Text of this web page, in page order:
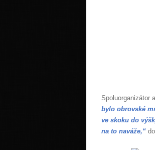
Spoluorganizátor
bylo obrovské
ve skoku do
na to naváže,“